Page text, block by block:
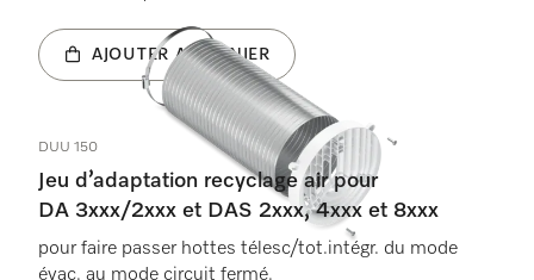
AJOUTER AU PANIER
DUU 150
Jeu d’adaptation recyclage air pour
DA 3xxx/2xxx et DAS 2xxx, 4xxx et 8xxx
pour faire passer hottes télesc/tot.intégr. du mode
évac. au mode circuit fermé.